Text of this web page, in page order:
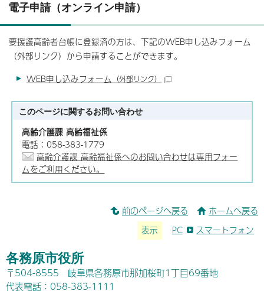
電子申請（オンライン申請）
要援護高齢者台帳に登録済の方は、下記のWEB申し込みフォーム
（外部リンク）から申請することができます。
WEB申し込みフォーム （外部リンク）
このページに関するお問い合わせ
高齢介護課 高齢福祉係
電話：058-383-1779
高齢介護課 高齢福祉係へのお問い合わせは専用フォー
ムをご利用ください。
前のページへ戻る ホームへ戻る
表示 PC スマートフォン
各務原市役所
〒504-8555 岐阜県各務原市那加桜町1丁目69番地
代表電話：058-383-1111